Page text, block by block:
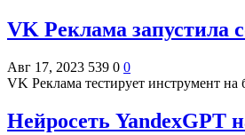
VK Реклама запустила
Авг 17, 2023 539 0 0
VK Реклама тестирует инструмент на
Нейросеть YandexGPT